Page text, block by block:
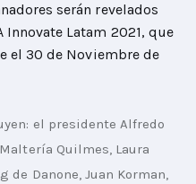
serán revelados
Innovate Latam 2021, que
el 30 de Noviembre de
el presidente Alfredo
Maltería Quilmes, Laura
de Danone, Juan Korman,